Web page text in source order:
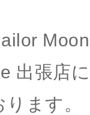
出張店
ます。